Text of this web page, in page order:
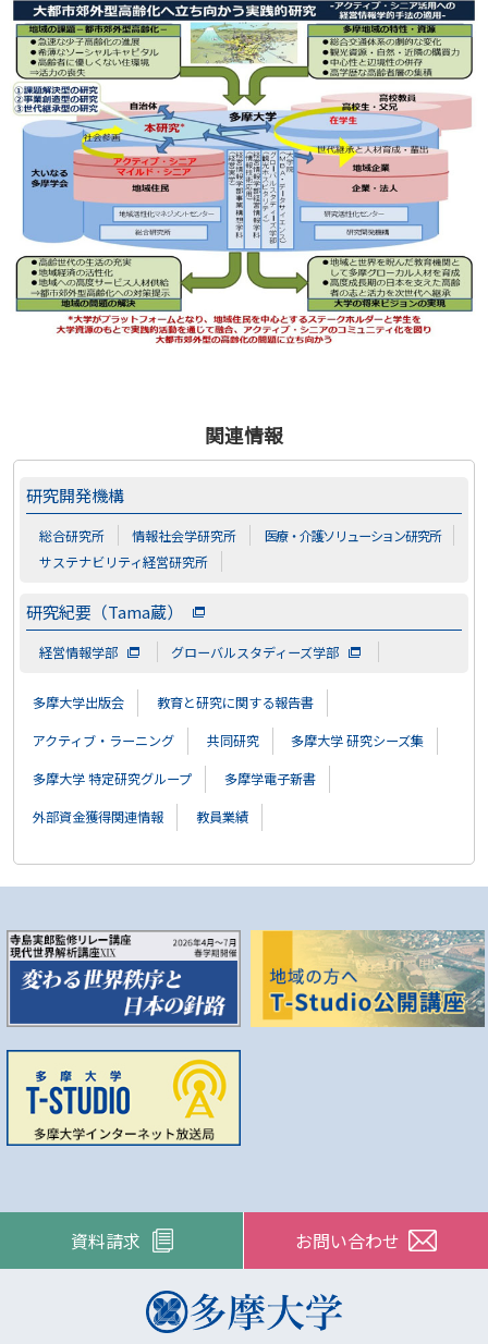
関連情報
研究開発機構
総合研究所 情報社会学研究所
医療・介護ソリューション研究所
サステナビリティ経営研究所
研究紀要（Tama蔵）
経営情報学部 グローバルスタディーズ学部
多摩大学出版会
教育と研究に関する報告書
アクティブ・ラーニング
共同研究
多摩大学 研究シーズ集
多摩大学 特定研究グループ
多摩学電子新書
外部資金獲得関連情報
教員業績
資料請求 お問い合わせ